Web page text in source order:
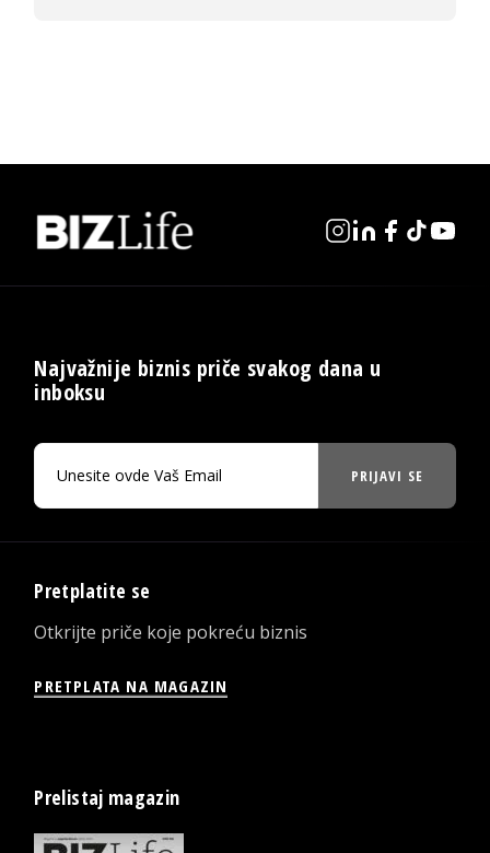
Najvažnije biznis priče svakog dana u
inboksu
PRIJAVI SE
Pretplatite se
Otkrijte priče koje pokreću biznis
PRETPLATA NA MAGAZIN
Prelistaj magazin